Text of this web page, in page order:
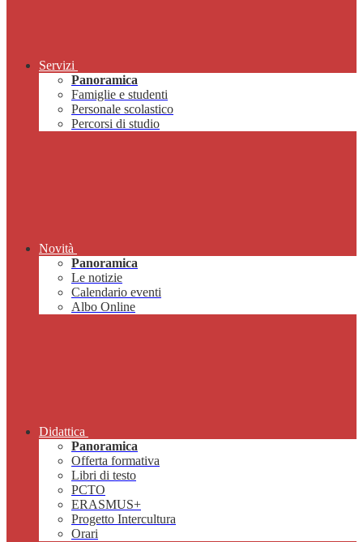
Servizi
Panoramica
Famiglie e studenti
Personale scolastico
Percorsi di studio
Novità
Panoramica
Le notizie
Calendario eventi
Albo Online
Didattica
Panoramica
Offerta formativa
Libri di testo
PCTO
ERASMUS+
Progetto Intercultura
Orari